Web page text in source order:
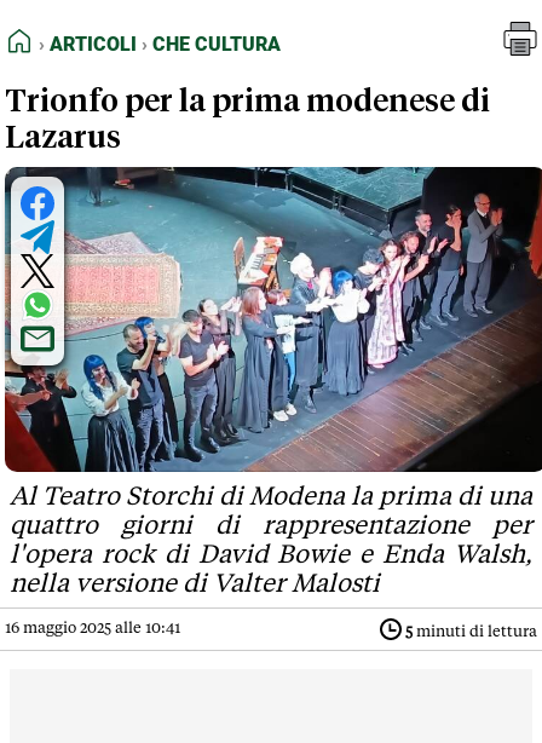
FEED RSS
NORMATIVE DEONTOLOGICHE
TERMINI e CONDIZIONI
Articoli
Che Cultura
HOME
ARTICOLI CHE CULTURA
Trionfo per la prima modenese di
Lazarus
Al Teatro Storchi di Modena la prima di una
quattro giorni di rappresentazione per
l'opera rock di David Bowie e Enda Walsh,
nella versione di Valter Malosti
16 maggio 2025 alle 10:41 5 minuti di lettura